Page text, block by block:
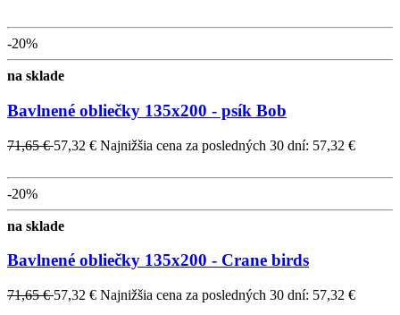
-20%
na sklade
Bavlnené obliečky 135x200 - psík Bob
71,65 €57,32 € Najnižšia cena za posledných 30 dní: 57,32 €
-20%
na sklade
Bavlnené obliečky 135x200 - Crane birds
71,65 €57,32 € Najnižšia cena za posledných 30 dní: 57,32 €